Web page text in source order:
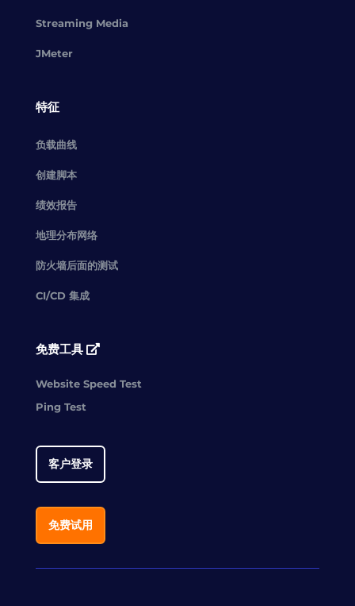
Streaming Media
JMeter
特征
负载曲线
创建脚本
绩效报告
地理分布网络
防火墙后面的测试
CI/CD 集成
免费工具
Website Speed Test
Ping Test
客户登录
免费试用